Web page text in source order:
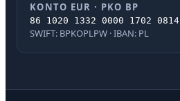
KONTO EUR · PKO BP
86 1020 1332 0000 1702
SWIFT: BPKOPLPW · IBAN: PL